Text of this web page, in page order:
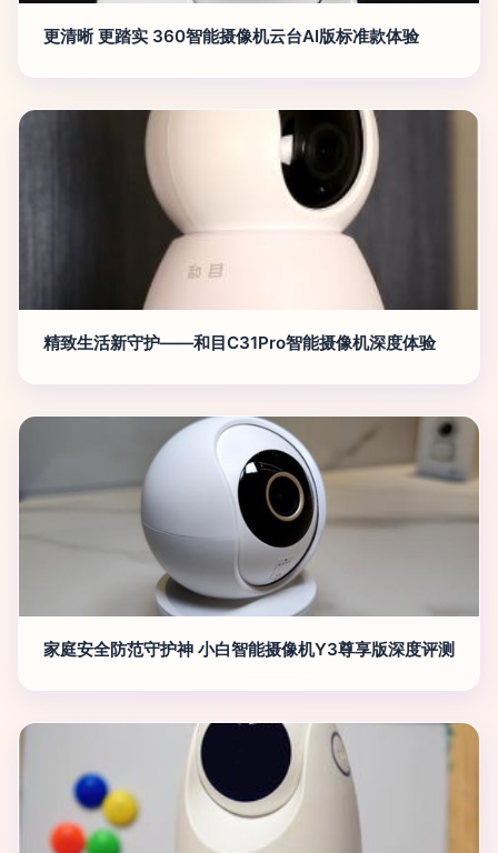
更清晰 更踏实 360智能摄像机云台AI版标准款体验
精致生活新守护——和目C31Pro智能摄像机深度体验
家庭安全防范守护神 小白智能摄像机Y3尊享版深度评测